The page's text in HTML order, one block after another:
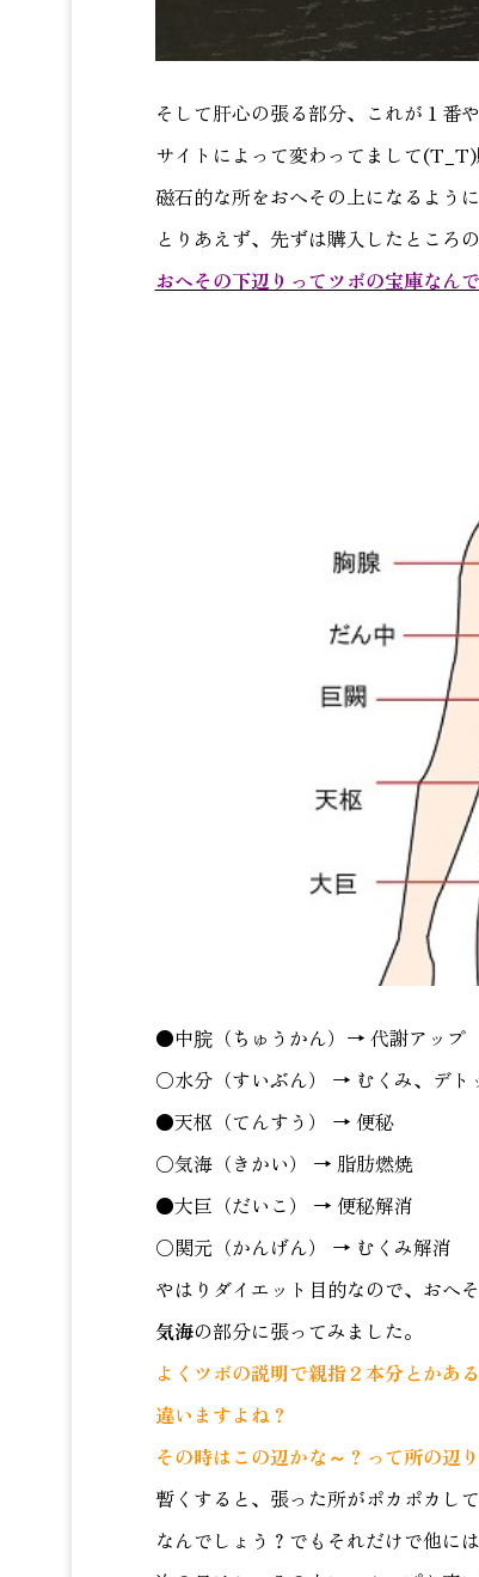
そして肝心の張る部分、これが１番や
サイトによって変わってまして
磁石的な所をおへその上になるよう
とりあえず、先ずは購入したところ
おへその下辺りってツボの宝庫なん
●中脘（ちゅうかん）→ 代謝アップ
○水分（すいぶん） → むくみ、デト
●天枢（てんすう） → 便秘
○気海（きかい） → 脂肪燃焼
●大巨（だいこ） → 便秘解消
○関元（かんげん） → むくみ解消
やはりダイエット目的なので、おへ
気海の部分に張ってみました。
よくツボの説明で親指２本分とかあ
違いますよね？
その時はこの辺かな～？って所の
暫くすると、張った所がポカポカし
なんでしょう？でもそれだけで他に